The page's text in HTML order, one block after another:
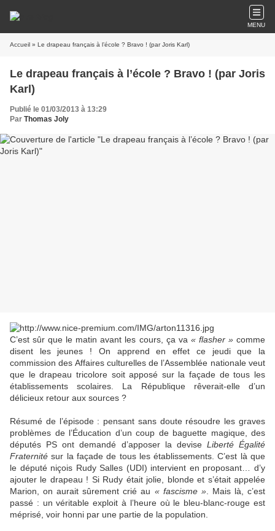
MENU
Accueil » Le drapeau français à l’école ? Bravo ! (par Joris Karl)
Le drapeau français à l’école ? Bravo ! (par Joris
Karl)
Publié le 01/03/2013 à 13:29
Par Thomas Joly
C’est sûr que le matin avant les cours, ça va « flasher »comme
disent les jeunes ! On apprend en effet ce jeudi que la
commission des Affaires culturelles de l’Assemblée nationale veut
que le drapeau tricolore soit apposé sur la façade de tous les
établissements scolaires. La République rêverait-elle d’un
délicieux retour aux sources ?
Résumé de l’épisode : pensant sans doute résoudre les graves
problèmes de l’Éducation d’un coup de baguette magique, des
députés PS ont demandé d’apposer la devise Liberté Égalité
Fraternité sur la façade de tous les établissements. C’est là que
le député niçois Rudy Salles (UDI) intervient en proposant… d’y
ajouter le drapeau ! Si Rudy était jolie, blonde et s’était appelée
Marion, on aurait sûrement crié au « fascisme ». Mais là, c’est
passé : un véritable exploit à l’heure où le bleu-blanc-rouge est
méprisé, voir honni par une partie de la population.